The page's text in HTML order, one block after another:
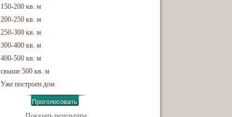
150-200 кв. м
200-250 кв. м
250-300 кв. м
300-400 кв. м
400-500 кв. м
свыше 500 кв. м
Уже построен дом